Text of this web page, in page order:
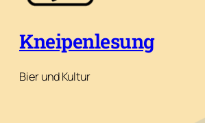
Kneipenlesung
Bier und Kultur